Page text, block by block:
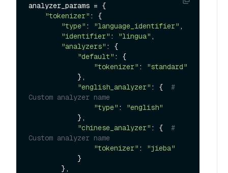
analyzer_params = {
"tokenizer" : {
"type" : "language_identifier" ,
"identifier" : "lingua" ,
"analyzers" : {
"default" : {
"tokenizer" :
"standard"
"english_analyzer" : { #
Custom analyzer name
"type" :
"english"
"chinese_analyzer" : { #
Custom analyzer name
"tokenizer" :
"jieba"